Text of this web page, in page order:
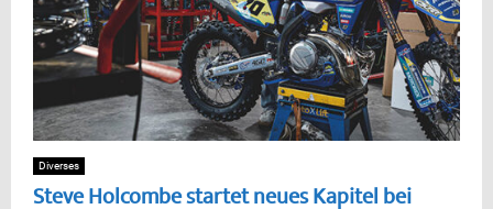
Diverses
Steve Holcombe startet neues Kapitel bei